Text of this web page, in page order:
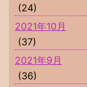
(24)
2021年10月
(37)
2021年9月
(36)